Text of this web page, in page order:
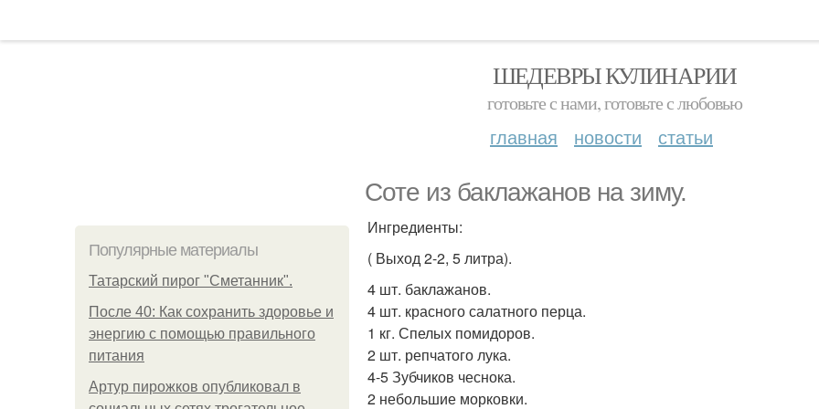
ШЕДЕВРЫ КУЛИНАРИИ
готовьте с нами, готовьте с любовью
главная новости статьи
Соте из баклажанов на зиму.
Популярные материалы
Татарский пирог "Сметанник".
После 40: Как сохранить здоровье и
энергию с помощью правильного
питания
Артур пирожков опубликовал в
Ингредиенты:
( Выход 2-2, 5 литра).
4 шт. баклажанов.
4 шт. красного салатного перца.
1 кг. Спелых помидоров.
2 шт. репчатого лука.
4-5 Зубчиков чеснока.
2 небольшие морковки.